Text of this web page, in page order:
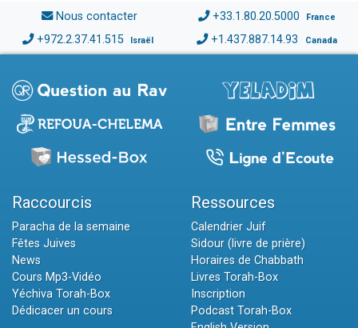
Nous contacter +33.1.80.20.5000 France
+972.2.37.41.515 Israël +1.437.887.14.93 Canada
Raccourcis
Paracha de la semaine
Fêtes Juives
News
Cours Mp3-Vidéo
Yéchiva Torah-Box
Dédicacer un cours
Ressources
Calendrier Juif
Sidour (livre de prière)
Horaires de Chabbath
Livres Torah-Box
Inscription
Podcast Torah-Box